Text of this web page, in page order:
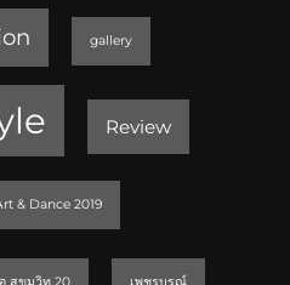
gallery
Review
& Dance 2019